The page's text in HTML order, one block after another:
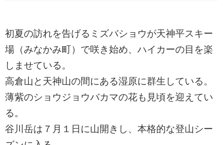
初夏の訪れを告げるミズバショウが天神平スキー
場（みなかみ町）で咲き始め、ハイカーの目を楽
しませている。
高倉山と天神山の間にある湿原に群生している。
薄紫のショウジョウバカマの花も見頃を迎えてい
る。
谷川岳は７月１日に山開きし、本格的な登山シー